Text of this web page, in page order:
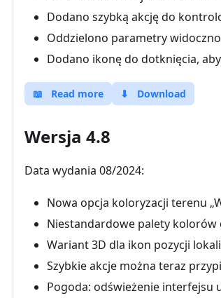
Dodano szybką akcję do
Oddzielono parametry
Dodano ikonę do dotknięcia,
📖 Read more ⬇ Download
Wersja 4.8
Data wydania 08/2024:
Nowa opcja koloryzacji terenu
Niestandardowe palety kolorów
Wariant 3D dla ikon pozycji
Szybkie akcje można teraz
Pogoda: odświeżenie interfejsu